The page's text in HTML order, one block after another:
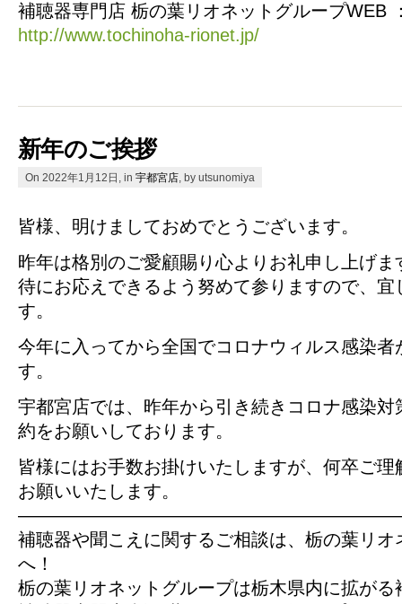
補聴器専門店 栃の葉リオネットグループWEB
http://www.tochinoha-rionet.jp/
新年のご挨拶
On 2022年1月12日, in 宇都宮店 , by utsunomiya
皆様、明けましておめでとうございます。
昨年は格別のご愛顧賜り心よりお礼申し上げ
待にお応えできるよう努めて参りますので、宜
す。
今年に入ってから全国でコロナウィルス感染者
す。
宇都宮店では、昨年から引き続きコロナ感染
約をお願いしております。
皆様にはお手数お掛けいたしますが、何卒ご
お願いいたします。
補聴器や聞こえに関するご相談は、栃の葉リオ
へ！
栃の葉リオネットグループは栃木県内に拡がる